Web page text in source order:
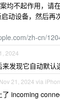
均不起作用，请
动设备，然后再
zh-cn/
2024
发现它自动默认
Nov 21, 2024 via
incoming